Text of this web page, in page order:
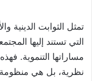
تمثل الثوابت الدينية
التي تستند إليها
مساراتها التنموية.
نظرية، بل هي منظومة